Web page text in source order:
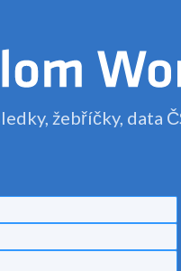
žebříčky, data